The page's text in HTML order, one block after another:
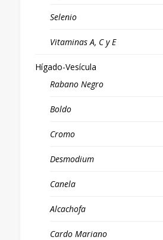
Selenio
Vitaminas A, C y E
Hígado-Vesícula
Rabano Negro
Boldo
Cromo
Desmodium
Canela
Alcachofa
Cardo Mariano